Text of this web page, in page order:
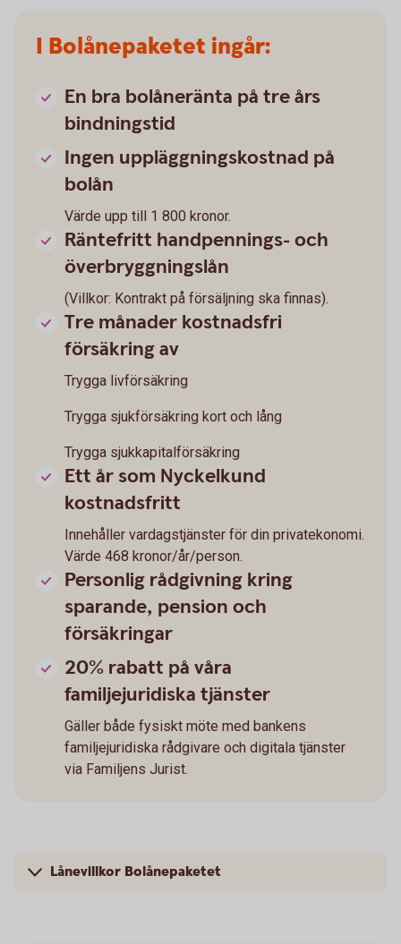
I Bolånepaketet ingår:
En bra bolåneränta på tre års
bindningstid
Ingen uppläggningskostnad på
bolån
Värde upp till 1 800 kronor.
Räntefritt handpennings- och
överbryggningslån
(Villkor: Kontrakt på försäljning ska finnas).
Tre månader kostnadsfri
försäkring av
Trygga livförsäkring
Trygga sjukförsäkring kort och lång
Trygga sjukkapitalförsäkring
Ett år som Nyckelkund
kostnadsfritt
Innehåller vardagstjänster för din privatekonomi.
Värde 468 kronor/år/person.
Personlig rådgivning kring
sparande, pension och
försäkringar
20% rabatt på våra
familjejuridiska tjänster
Gäller både fysiskt möte med bankens
familjejuridiska rådgivare och digitala tjänster
via Familjens Jurist.
Lånevillkor Bolånepaketet